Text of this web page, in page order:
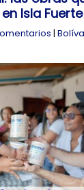
Isla Fuerte
|